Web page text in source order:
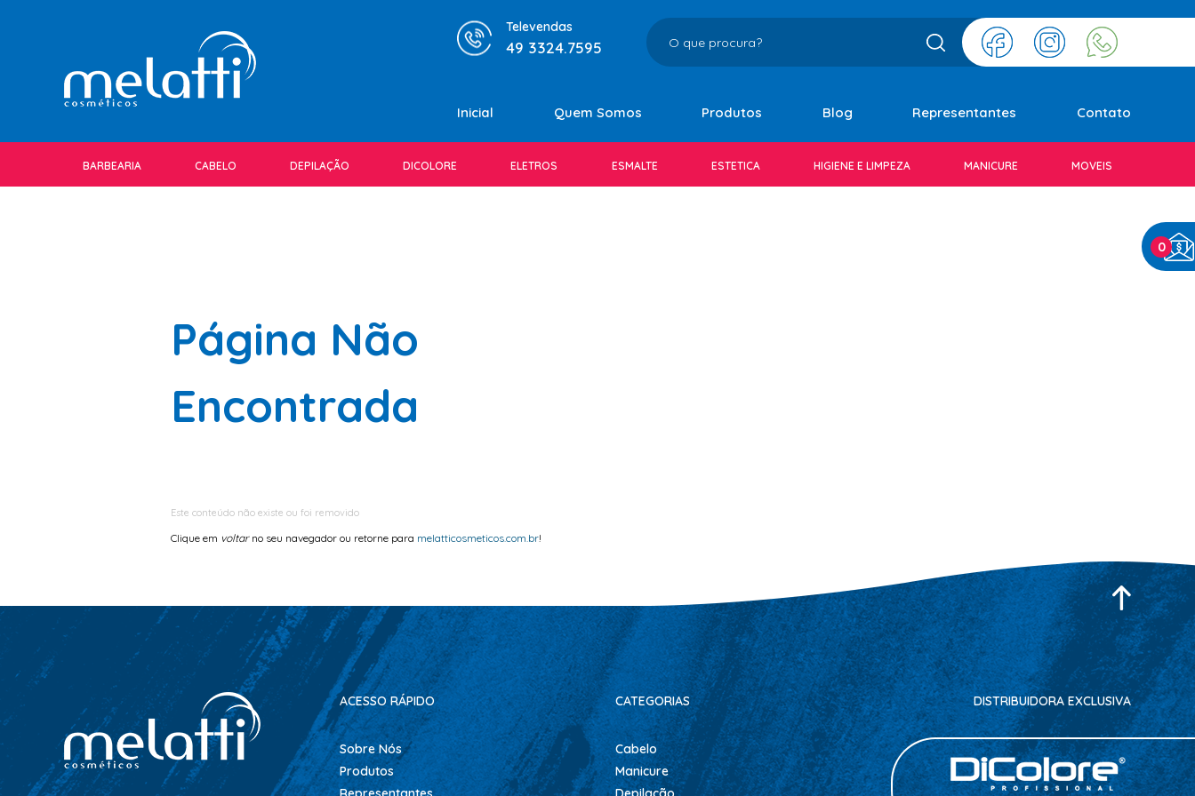
Televendas
49 3324.7595
Inicial Quem Somos Produtos Blog Representantes Contato
BARBEARIA CABELO DEPILAÇÃO DICOLORE ELETROS ESMALTE ESTETICA HIGIENE E LIMPEZA MANICURE MOVEIS
0
Página Não
Encontrada
Este conteúdo não existe ou foi removido
Clique em voltarno seu navegador ou retorne para melatticosmeticos.com.br!
ACESSO RÁPIDO
Sobre Nós
Produtos
CATEGORIAS
Cabelo
Manicure
DISTRIBUIDORA EXCLUSIVA